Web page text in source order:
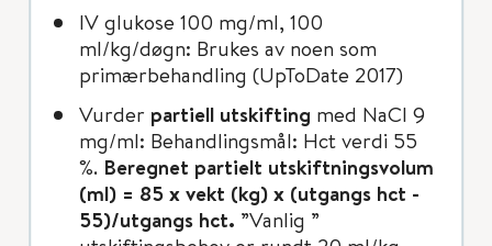
IV glukose 100 mg/ml, 100
ml/kg/døgn: Brukes av noen som
primærbehandling (UpToDate 2017)
Vurder partiell utskifting med NaCl 9
mg/ml: Behandlingsmål: Hct verdi 55
%. Beregnet partielt utskiftningsvolum
(ml) = 85 x vekt (kg) x (utgangs hct -
55)/utgangs hct. ”Vanlig ”